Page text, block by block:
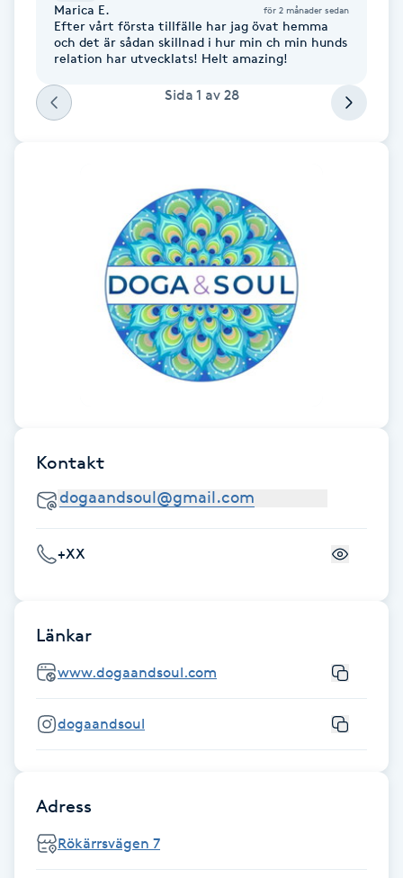
Friskvårdsmassage
Funktionsanalys
Gravidmassage
Gravidyoga
Gruppträning
Gua Sha-massage
Hatha Yoga
Headspa
Healing
Herrklippning
Marica E. för 2 månader sedan
Efter vårt första tillfälle har jag övat hemma
och det är sådan skillnad i hur min ch min hunds
relation har utvecklats! Helt amazing!
Sida 1 av 28
Kontakt
+XX
Länkar
www.dogaandsoul.com
dogaandsoul
Adress
Rökärrsvägen 7